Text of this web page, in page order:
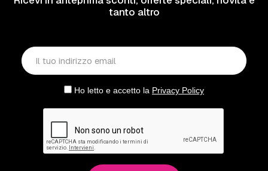
tanto altro
Ho letto e accetto la Privacy Policy